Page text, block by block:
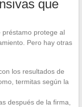
que
préstamo protege al
Pero hay otras
los resultados de
termitas según la
después de la firma,